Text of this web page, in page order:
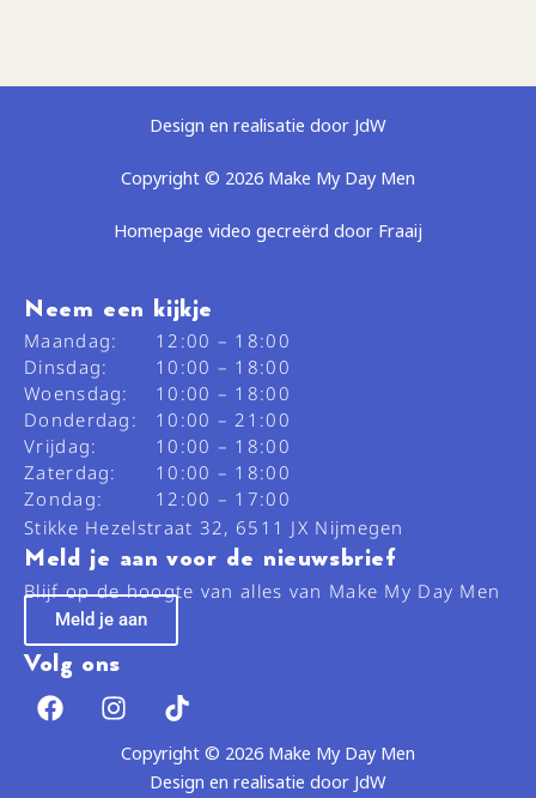
Design en realisatie door JdW
Copyright © 2026 Make My Day Men
Homepage video gecreërd door Fraaij
Neem een kijkje
Maandag:
12:00 – 18:00
Dinsdag:
10:00 – 18:00
Woensdag:
10:00 – 18:00
Donderdag:
10:00 – 21:00
Vrijdag:
10:00 – 18:00
Zaterdag:
10:00 – 18:00
Zondag:
12:00 – 17:00
Stikke Hezelstraat 32, 6511 JX Nijmegen
Meld je aan voor de nieuwsbrief
Blijf op de hoogte van alles van Make My Day Men
Meld je aan
Volg ons
F
a
I
n
s
T
i
k
t
Copyright © 2026 Make My Day Men
Design en realisatie door JdW